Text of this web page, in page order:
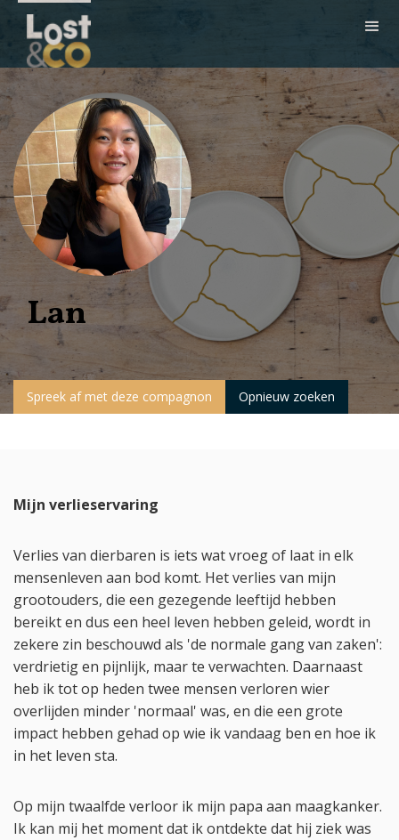
Lan
Spreek af met deze compagnon Opnieuw zoeken
Mijn verlieservaring
Verlies van dierbaren is iets wat vroeg of laat in elk
mensenleven aan bod komt. Het verlies van mijn
grootouders, die een gezegende leeftijd hebben
bereikt en dus een heel leven hebben geleid, wordt in
zekere zin beschouwd als 'de normale gang van zaken':
verdrietig en pijnlijk, maar te verwachten. Daarnaast
heb ik tot op heden twee mensen verloren wier
overlijden minder 'normaal' was, en die een grote
impact hebben gehad op wie ik vandaag ben en hoe ik
in het leven sta.
Op mijn twaalfde verloor ik mijn papa aan maagkanker.
Ik kan mij het moment dat ik ontdekte dat hij ziek was